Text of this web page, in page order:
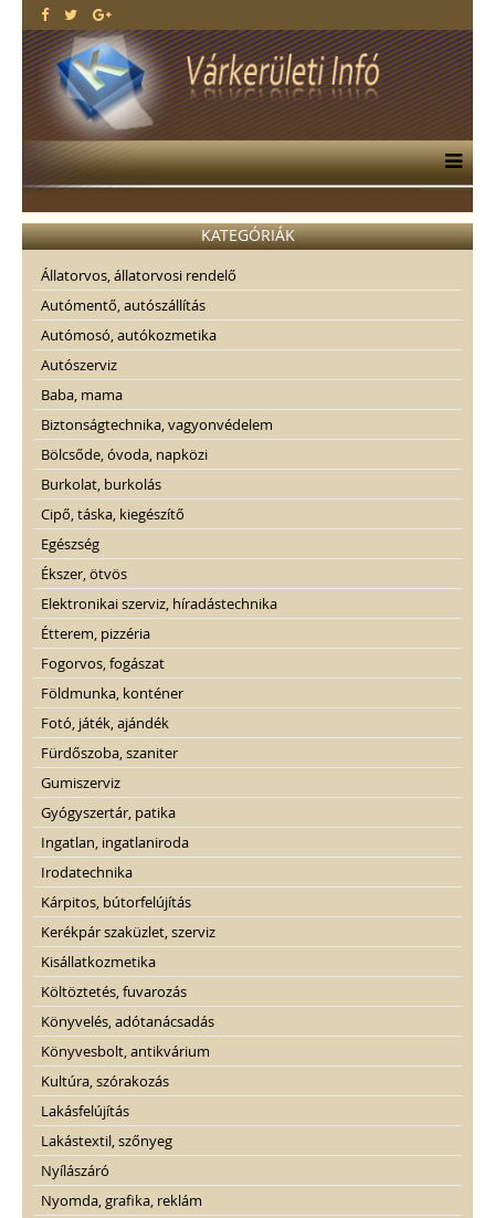
KATEGÓRIÁK
Állatorvos, állatorvosi rendelő
Autómentő, autószállítás
Autómosó, autókozmetika
Autószerviz
Baba, mama
Biztonságtechnika, vagyonvédelem
Bölcsőde, óvoda, napközi
Burkolat, burkolás
Cipő, táska, kiegészítő
Egészség
Ékszer, ötvös
Elektronikai szerviz, híradástechnika
Étterem, pizzéria
Fogorvos, fogászat
Földmunka, konténer
Fotó, játék, ajándék
Fürdőszoba, szaniter
Gumiszerviz
Gyógyszertár, patika
Ingatlan, ingatlaniroda
Irodatechnika
Kárpitos, bútorfelújítás
Kerékpár szaküzlet, szerviz
Kisállatkozmetika
Költöztetés, fuvarozás
Könyvelés, adótanácsadás
Könyvesbolt, antikvárium
Kultúra, szórakozás
Lakásfelújítás
Lakástextil, szőnyeg
Nyílászáró
Nyomda, grafika, reklám